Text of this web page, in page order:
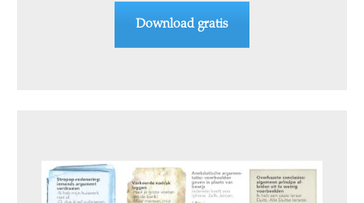
Download gratis